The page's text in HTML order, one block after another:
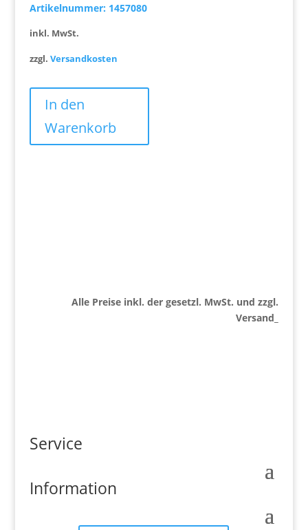
Artikelnummer: 1457080
inkl. MwSt.
zzgl. Versandkosten
In den
Warenkorb
Alle Preise inkl. der gesetzl. MwSt. und zzgl.
Versand_
Service
Information